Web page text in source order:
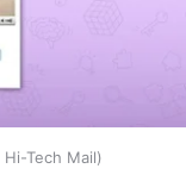
Hi-Tech Mail